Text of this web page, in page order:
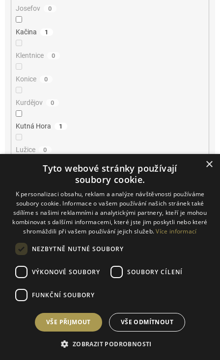
Josefov 0
Kačina 1
Klentnice 0
Konice 0
Kurdějov 0
Kutná Hora 1
Lužice 0
0
Mikulov 0
Miroslav 0
Němčičky
Novosedly
Novosedly na Moravě 0
Olbrahomice 0
×
Tyto webové stránky používají
soubory cookie.
K personalizaci obsahu, reklam a analýze návštěvnosti používáme
soubory cookie. Informace o vašem používání našich stránek také
sdílíme s našimi reklamními a analytickými partnery, kteří je mohou
kombinovat s dalšími informacemi, které jste jim poskytli nebo které
shromáždili při vašem používání jejich služeb.Více informací
NEZBYTNĚ NUTNÉ SOUBORY
VÝKONOVÉ SOUBORY SOUBORY CÍLENÍ
FUNKČNÍ SOUBORY
VŠE PŘIJMOUT VŠE ODMÍTNOUT
ZOBRAZIT PODROBNOSTI